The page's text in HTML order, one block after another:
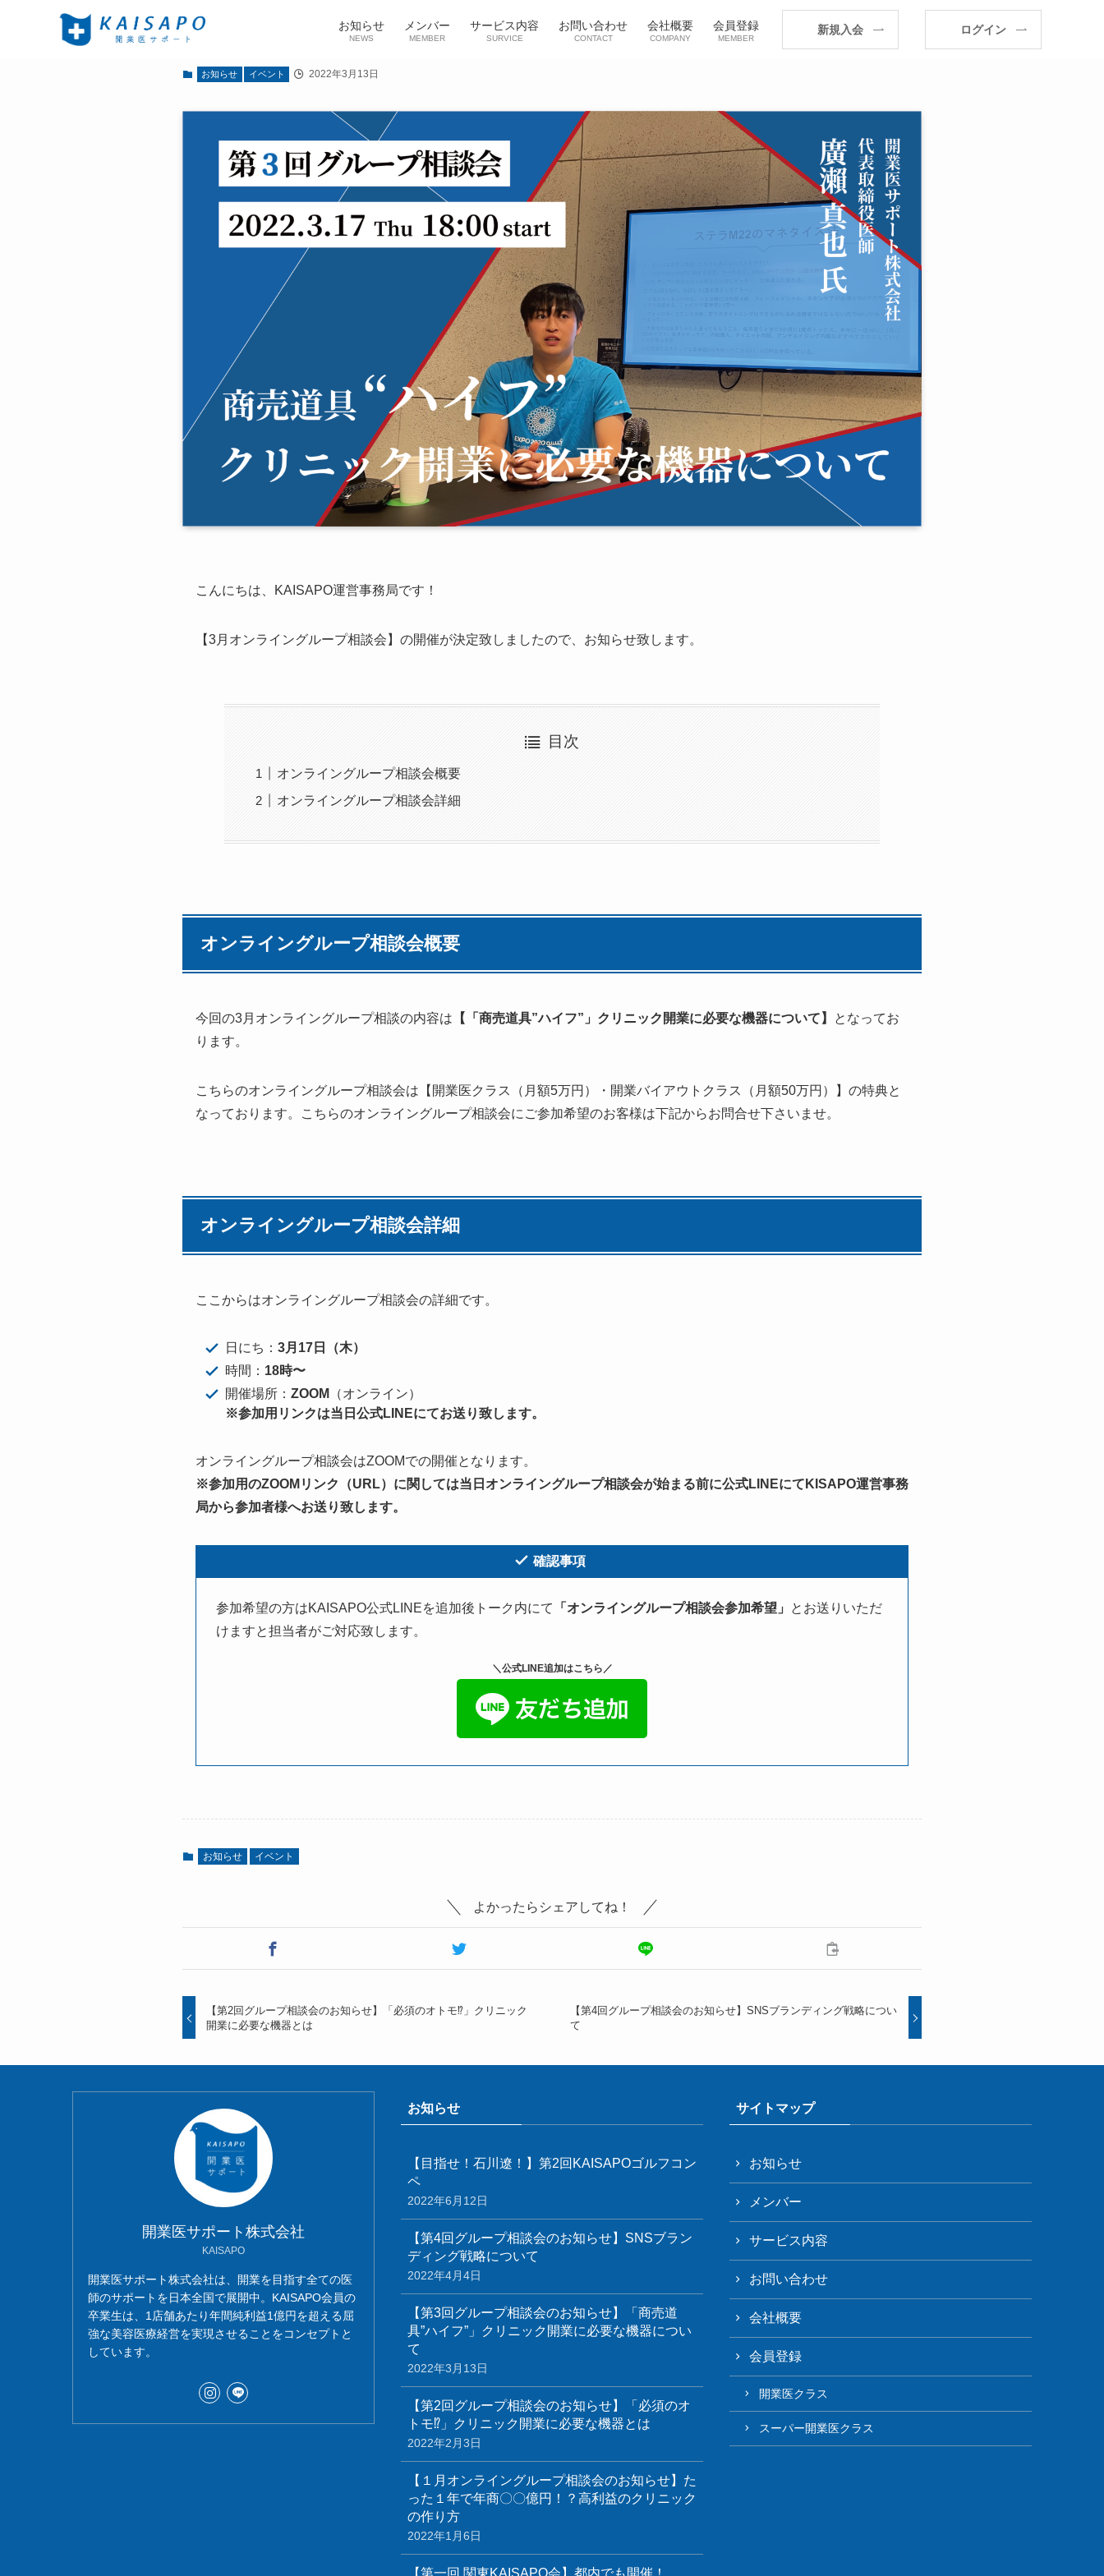
お知らせ
NEWS
メンバー
MEMBER
サービス内容
SURVICE
お問い合わせ
CONTACT
会社概要
COMPANY
会員登録
MEMBER
新規入会 ログイン
お知らせ イベント 2022年3月13日
こんにちは、KAISAPO運営事務局です！
【3月オンライングループ相談会】の開催が決定致しましたので、お知らせ致します。
目次
オンライングループ相談会概要
オンライングループ相談会詳細
オンライングループ相談会概要
今回の3月オンライングループ相談の内容は 【「商売道具”ハイフ”」クリニック開業に必要な機器について】
となってお
ります。
こちらのオンライングループ相談会は【開業医クラス（月額5万円）・開業バイアウトクラス（月額50万円）】の特典と
なっております。こちらのオンライングループ相談会にご参加希望のお客様は下記からお問合せ下さいませ。
オンライングループ相談会詳細
ここからはオンライングループ相談会の詳細です。
日にち： 3月17日（木）
時間： 18時〜
開催場所： ZOOM
（オンライン）
※参加用リンクは当日公式LINEにてお送り致します。
オンライングループ相談会はZOOMでの開催となります。
※参加用のZOOMリンク（URL）に関しては当日オンライングループ相談会が始まる前に公式LINEにてKISAPO運営事務
局から参加者様へお送り致します。
確認事項
参加希望の方はKAISAPO公式LINEを追加後トーク内にて 「オンライングループ相談会参加希望」
とお送りいただ
けますと担当者がご対応致します。
＼公式LINE追加はこちら／
お知らせ イベント
よかったらシェアしてね！
【第2回グループ相談会のお知らせ】「必須のオトモ⁉」クリニック
開業に必要な機器とは
【第4回グループ相談会のお知らせ】SNSブランディング戦略につい
て
開業医サポート株式会社
KAISAPO
開業医サポート株式会社は、開業を目指す全ての医
師のサポートを日本全国で展開中。KAISAPO会員の
卒業生は、1店舗あたり年間純利益1億円を超える屈
強な美容医療経営を実現させることをコンセプトと
しています。
お知らせ
【目指せ！石川遼！】第2回KAISAPOゴルフコン
ペ
2022年6月12日
【第4回グループ相談会のお知らせ】SNSブラン
ディング戦略について
2022年4月4日
【第3回グループ相談会のお知らせ】「商売道
具”ハイフ”」クリニック開業に必要な機器につい
て
2022年3月13日
【第2回グループ相談会のお知らせ】「必須のオ
トモ⁉」クリニック開業に必要な機器とは
2022年2月3日
【１月オンライングループ相談会のお知らせ】た
った１年で年商〇〇億円！？高利益のクリニック
の作り方
2022年1月6日
【第一回 関東KAISAPO会】都内でも開催！
サイトマップ
お知らせ
メンバー
サービス内容
お問い合わせ
会社概要
会員登録
開業医クラス
スーパー開業医クラス